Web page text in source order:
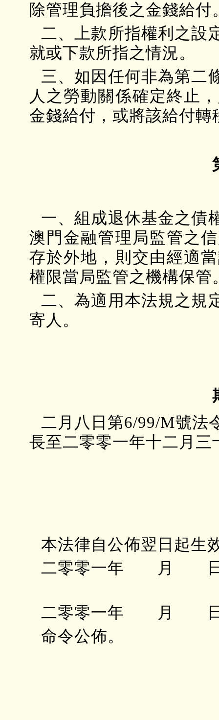
除管理負擔後之金錢給付
二、上款所指權利之設
就或下款所指之情況。
三、如因任何非為第二
人之勞動關係確定終止
金錢給付，或將該給付轉
一、組成退休基金之債
澳門金融管理局監管之
存於外地，則交由經適
權限當局監管之機構保管
二、為適用本法規之規
寄人。
二月八日第6/99/M號法
長至二零零一年十二月三
本法律自公佈翌日起生
二零零一年 月 日
二零零一年 月 日
命令公佈。